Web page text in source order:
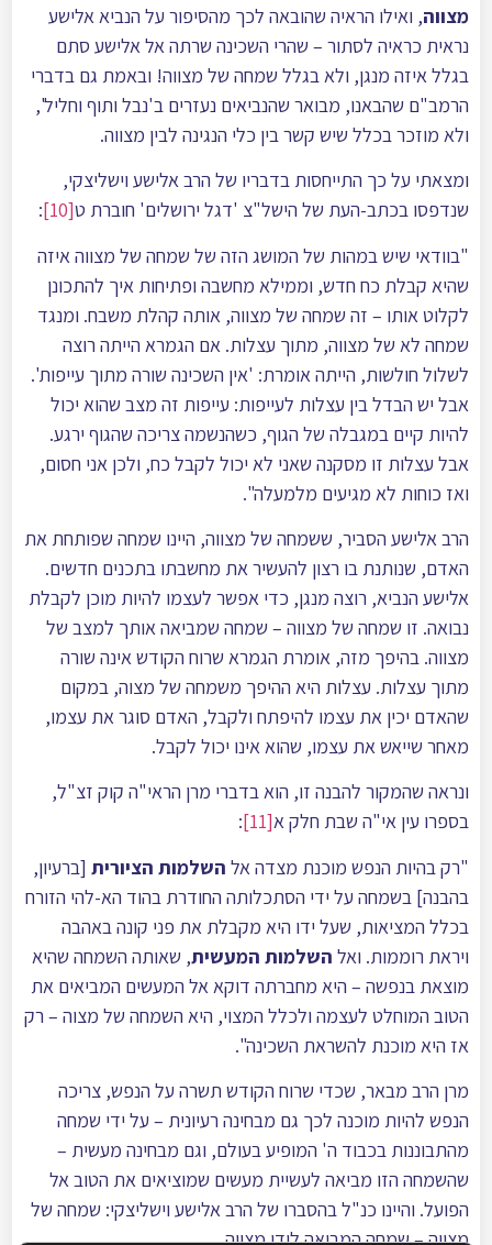
מצווה, ואילו הראיה שהובאה לכך מהסיפור על הנביא אלישע
נראית כראיה לסתור – שהרי השכינה שרתה אל אלישע סתם
בגלל איזה מנגן, ולא בגלל שמחה של מצווה! ובאמת גם בדברי
הרמב"ם שהבאנו, מבואר שהנביאים נעזרים ב'נבל ותוף וחליל',
ולא מוזכר בכלל שיש קשר בין כלי הנגינה לבין מצווה.
ומצאתי על כך התייחסות בדבריו של הרב אלישע וישליצקי,
שנדפסו בכתב-העת של הישל"צ 'דגל ירושלים' חוברת ט[10]
:
"בוודאי שיש במהות של המושג הזה של שמחה של מצווה איזה
שהיא קבלת כח חדש, וממילא מחשבה ופתיחות איך להתכונן
לקלוט אותו – זה שמחה של מצווה, אותה קהלת משבח. ומנגד
שמחה לא של מצווה, מתוך עצלות. אם הגמרא הייתה רוצה
לשלול חולשות, הייתה אומרת: 'אין השכינה שורה מתוך עייפות'.
אבל יש הבדל בין עצלות לעייפות: עייפות זה מצב שהוא יכול
להיות קיים במגבלה של הגוף, כשהנשמה צריכה שהגוף ירגע.
אבל עצלות זו מסקנה שאני לא יכול לקבל כח, ולכן אני חסום,
ואז כוחות לא מגיעים מלמעלה".
הרב אלישע הסביר, ששמחה של מצווה, היינו שמחה שפותחת את
האדם, שנותנת בו רצון להעשיר את מחשבתו בתכנים חדשים.
אלישע הנביא, רוצה מנגן, כדי אפשר לעצמו להיות מוכן לקבלת
נבואה. זו שמחה של מצווה – שמחה שמביאה אותך למצב של
מצווה. בהיפך מזה, אומרת הגמרא שרוח הקודש אינה שורה
מתוך עצלות. עצלות היא ההיפך משמחה של מצוה, במקום
שהאדם יכין את עצמו להיפתח ולקבל, האדם סוגר את עצמו,
מאחר שייאש את עצמו, שהוא אינו יכול לקבל.
ונראה שהמקור להבנה זו, הוא בדברי מרן הראי"ה קוק זצ"ל,
בספרו עין אי"ה שבת חלק א[11]
:
"רק בהיות הנפש מוכנת מצדה אל השלמות הציורית [ברעיון,
בהבנה] בשמחה על ידי הסתכלותה החודרת בהוד הא-להי הזורח
בכלל המציאות, שעל ידו היא מקבלת את פני קונה באהבה
ויראת רוממות. ואל השלמות המעשית, שאותה השמחה שהיא
מוצאת בנפשה – היא מחברתה דוקא אל המעשים המביאים את
הטוב המוחלט לעצמה ולכלל המצוי, היא השמחה של מצוה – רק
אז היא מוכנת להשראת השכינה".
מרן הרב מבאר, שכדי שרוח הקודש תשרה על הנפש, צריכה
הנפש להיות מוכנה לכך גם מבחינה רעיונית – על ידי שמחה
מהתבוננות בכבוד ה' המופיע בעולם, וגם מבחינה מעשית –
שהשמחה הזו מביאה לעשיית מעשים שמוציאים את הטוב אל
הפועל. והיינו כנ"ל בהסברו של הרב אלישע וישליצקי: שמחה של
מצווה – שמחה המביאה לידי מצווה.